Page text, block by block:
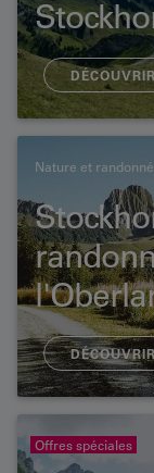
Nature et
DÉCOUVRIR
Offres spéciales